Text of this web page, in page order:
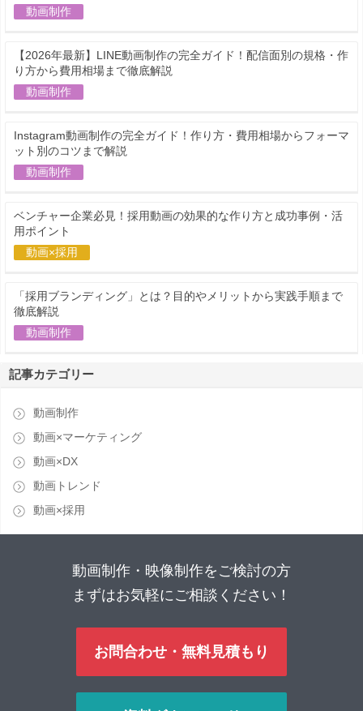
動画制作
【2026年最新】LINE動画制作の完全ガイド！配信面別の規格・作
り方から費用相場まで徹底解説
動画制作
Instagram動画制作の完全ガイド！作り方・費用相場からフォーマ
ット別のコツまで解説
動画制作
ベンチャー企業必見！採用動画の効果的な作り方と成功事例・活
用ポイント
動画×採用
「採用ブランディング」とは？目的やメリットから実践手順まで
徹底解説
動画制作
記事カテゴリー
動画制作
動画×マーケティング
動画×DX
動画トレンド
動画×採用
動画制作・映像制作をご検討の方
まずはお気軽にご相談ください！
お問合わせ・無料見積もり